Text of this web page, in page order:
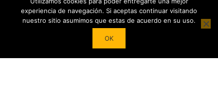
Powered byTea Institute Latinoamérica ® 2026. Todos Los
experiencia de navegación. Si aceptas continuar visitando
nuestro sitio asumimos que estas de acuerdo en su uso.
OK